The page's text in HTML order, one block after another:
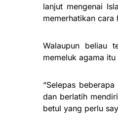
lanjut mengenai
memerhatikan cara
Walaupun beliau
memeluk agama
“Selepas
dan berlatih
betul yang perlu